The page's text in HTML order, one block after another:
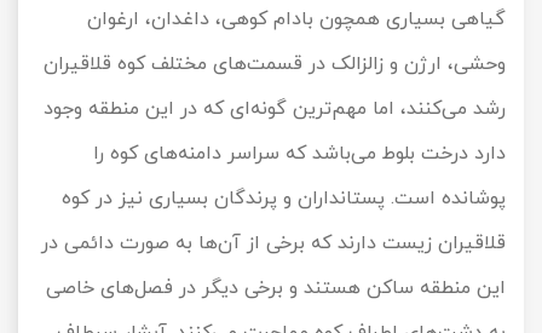
گیاهی بسیاری همچون بادام کوهی، داغدان، ارغوان
وحشی، ارژن و زالزالک در قسمت‌های مختلف کوه قلاقیران
رشد می‌کنند، اما مهم‌ترین گونه‌ای که در این منطقه وجود
دارد درخت بلوط می‌باشد که سراسر دامنه‌های کوه را
پوشانده است. پستانداران و پرندگان بسیاری نیز در کوه
قلاقیران زیست دارند که برخی از آن‌ها به صورت دائمی در
این منطقه ساکن هستند و برخی دیگر در فصل‌های خاصی